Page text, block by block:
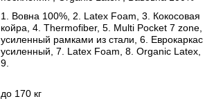
1. Вовна 100%, 2. Latex Foam, 3. Кокосовая
койра, 4. Thermofiber, 5. Multi Pocket 7 zone,
усиленный рамками из стали, 6. Еврокаркас
усиленный, 7. Latex Foam, 8. Organic Latex,
9.
до 170 кг